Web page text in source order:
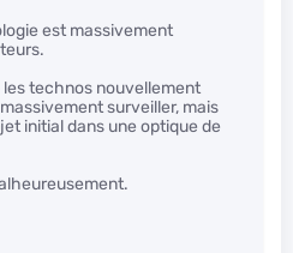
est massivement
technos nouvellement
surveiller, mais
initial dans une optique de